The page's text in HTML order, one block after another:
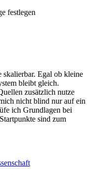
festlegen
skalierbar. Egal ob kleine
bleibt gleich.
zusätzlich nutze
nicht blind nur auf ein
ich Grundlagen bei
sind zum